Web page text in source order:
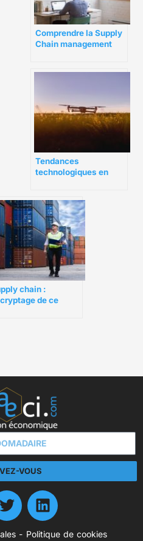
Comprendre la Supply
Chain management
Tendances
technologiques en
chain :
de ce
VOUS
- Politique de cookies